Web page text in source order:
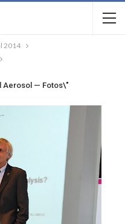
2014
Aerosol — Fotos\"